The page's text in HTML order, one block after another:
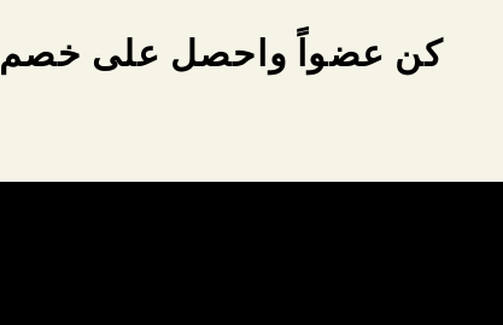
كن عضواً واحصل على خصم 10٪